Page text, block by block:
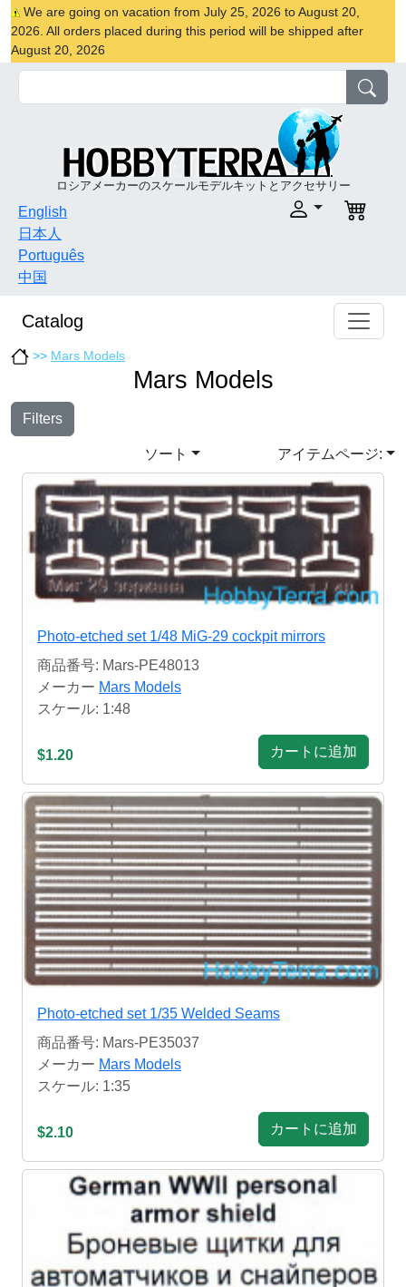
We are going on vacation from July 25, 2026 to August 20,
2026. All orders placed during this period will be shipped after
August 20, 2026
ロシアメーカーのスケールモデルキットとアクセサリー
English
日本人
Português
中国
Catalog
>> Mars Models
Mars Models
Filters
ソート アイテムページ:
Photo-etched set 1/48 MiG-29 cockpit mirrors
商品番号: Mars-PE48013
メーカー Mars Models
スケール: 1:48
$1.20 カートに追加
Photo-etched set 1/35 Welded Seams
商品番号: Mars-PE35037
メーカー Mars Models
スケール: 1:35
$2.10 カートに追加